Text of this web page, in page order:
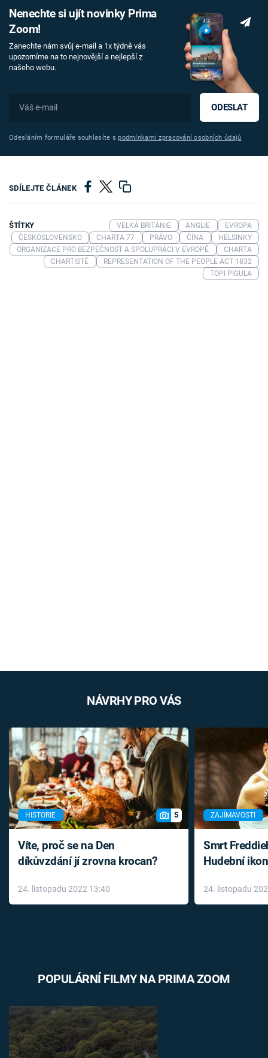
Nenechte si ujít novinky Prima
Zoom!
Zanechte nám svůj e-mail a 1x týdně vás
upozorníme na to nejnovější a nejlepší z
našeho webu.
ODESLAT
Odesláním formuláře souhlasíte spodmínkami zpracování osobních údajů
SDÍLEJTE ČLÁNEK
ŠTÍTKY VELKÁ BRITÁNIE ANGLIE
EVROPA
ČESKOSLOVENSKO
CHARTA 77 PRÁVO ČÍNA
HELSINKY
ORGANIZACE PRO BEZPEČNOST A SPOLUPRÁCI V EVROPĚ
CHARTA
CHARTISTÉ
REPRESENTATION OF THE PEOPLE ACT 1832
TOPI PIGULA
NÁVRHY PRO VÁS
HISTORIE 5
Víte, proč se na Den
díkůvzdání jí zrovna krocan?
24. listopadu 2022 13:40
ZAJÍMAVOSTI
Smrt
Hudební
léky
24. listopadu
POPULÁRNÍ FILMY NA PRIMA ZOOM